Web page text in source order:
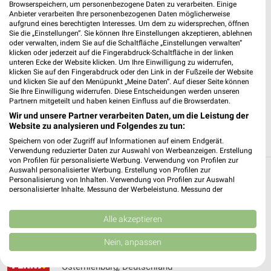
✔Standortgenaue Angebote
✔Folge deinem Lieblingshändler
✔Push-Benachrichtigungen bei neuen Prospekten
✔Einkaufsliste - Einkauf stressfrei planen
JETZT LADEN UND SPAREN!
Weitere PENNY Geschäfte mit Angeboten in
5 Geschäfte und Orte
PENNY Angebote in Osternienburg
Osternienburg, Deutschland
Browserspeichern, um personenbezogene Daten zu verarbeiten. Einige
Anbieter verarbeiten Ihre personenbezogenen Daten möglicherweise
aufgrund eines berechtigten Interesses. Um dem zu widersprechen, öffnen
Sie die „Einstellungen“. Sie können Ihre Einstellungen akzeptieren, ablehnen
oder verwalten, indem Sie auf die Schaltfläche „Einstellungen verwalten“
klicken oder jederzeit auf die Fingerabdruck-Schaltfläche in der linken
unteren Ecke der Website klicken. Um Ihre Einwilligung zu widerrufen,
klicken Sie auf den Fingerabdruck oder den Link in der Fußzeile der Website
und klicken Sie auf den Menüpunkt „Meine Daten“. Auf dieser Seite können
Sie Ihre Einwilligung widerrufen. Diese Entscheidungen werden unseren
Partnern mitgeteilt und haben keinen Einfluss auf die Browserdaten.
Wir und unsere Partner verarbeiten Daten, um die Leistung der
Website zu analysieren und Folgendes zu tun:
Speichern von oder Zugriff auf Informationen auf einem Endgerät.
Verwendung reduzierter Daten zur Auswahl von Werbeanzeigen. Erstellung
von Profilen für personalisierte Werbung. Verwendung von Profilen zur
Auswahl personalisierter Werbung. Erstellung von Profilen zur
Personalisierung von Inhalten. Verwendung von Profilen zur Auswahl
personalisierter Inhalte. Messung der Werbeleistung. Messung der
Kombinationen von Daten aus verschiedenen Quellen. Entwicklung und
Verbesserung der Angebote. Verwendung reduzierter Daten zur Auswahl
von Inhalten.
Daten können außerhalb der Europäischen Union weitergegeben und in die
USA gesendet werden.
Alle akzeptieren
Nein, anpassen